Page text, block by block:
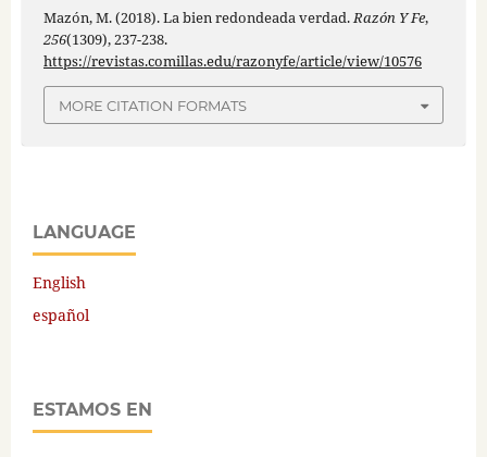
Mazón, M. (2018). La bien redondeada verdad.Razón Y Fe,
256(1309), 237-238.
https://revistas.comillas.edu/razonyfe/article/view/10576
MORE CITATION FORMATS
LANGUAGE
English
español
ESTAMOS EN